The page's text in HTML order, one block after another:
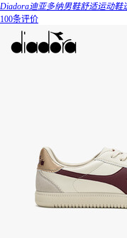
Diadora迪亚多纳男鞋舒适运动鞋
100条评价